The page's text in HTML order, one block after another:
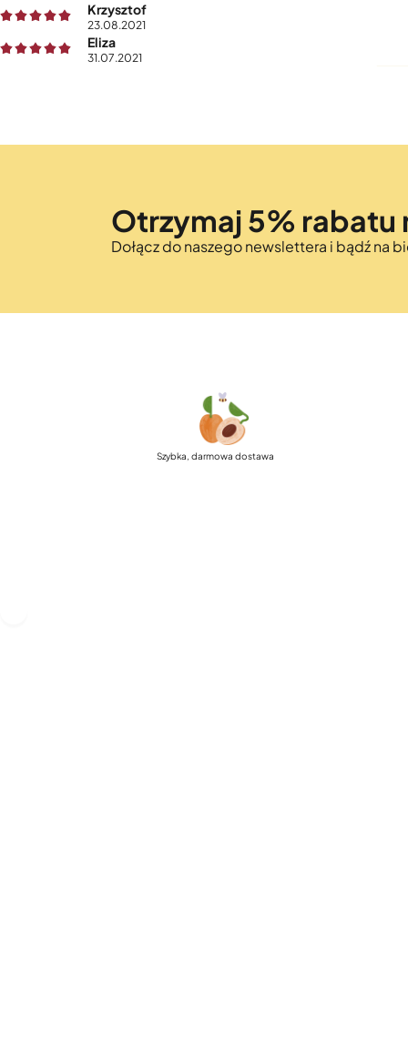
Krzysztof
23.08.2021
Eliza
31.07.2021
Otrzymaj 5% rabatu
Dołącz do naszego newslettera i bądź na
Szybka, darmowa dostawa